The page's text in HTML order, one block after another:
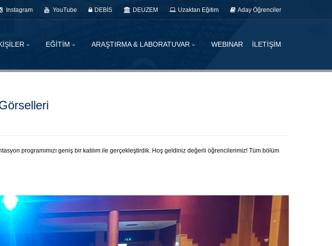
Instagram YouTube DEBİS DEUZEM Uzaktan Eğitim Aday Öğrenciler
EĞİTİM ARAŞTIRMA & LABORATUVAR WEBINAR İLETİŞİM
programımızı geniş bir katılım ile gerçekleştirdik. Hoş geldiniz değerli öğrencilerimiz! Tüm bölüm